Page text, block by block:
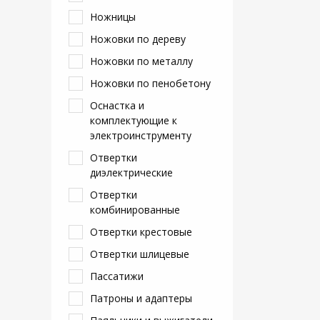
Ножницы
Ножовки по дереву
Ножовки по металлу
Ножовки по пенобетону
Оснастка и
комплектующие к
электроинструменту
Отвертки
диэлектрические
Отвертки
комбинированные
Отвертки крестовые
Отвертки шлицевые
Пассатижи
Патроны и адаптеры